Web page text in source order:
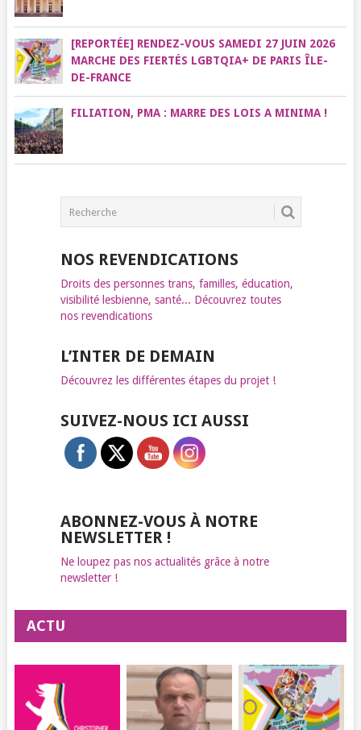
[REPORTÉE] RENDEZ-VOUS SAMEDI 27 JUIN 2026
MARCHE DES FIERTÉS LGBTQIA+ DE PARIS ÎLE-
DE-FRANCE
FILIATION, PMA : MARRE DES LOIS A MINIMA !
NOS REVENDICATIONS
Droits des personnes trans, familles, éducation,
visibilité lesbienne, santé... Découvrez toutes
nos revendications
L’INTER DE DEMAIN
Découvrez les différentes étapes du projet !
SUIVEZ-NOUS ICI AUSSI
ABONNEZ-VOUS À NOTRE
NEWSLETTER !
Ne loupez pas nos actualités grâce à notre
newsletter !
ACTU